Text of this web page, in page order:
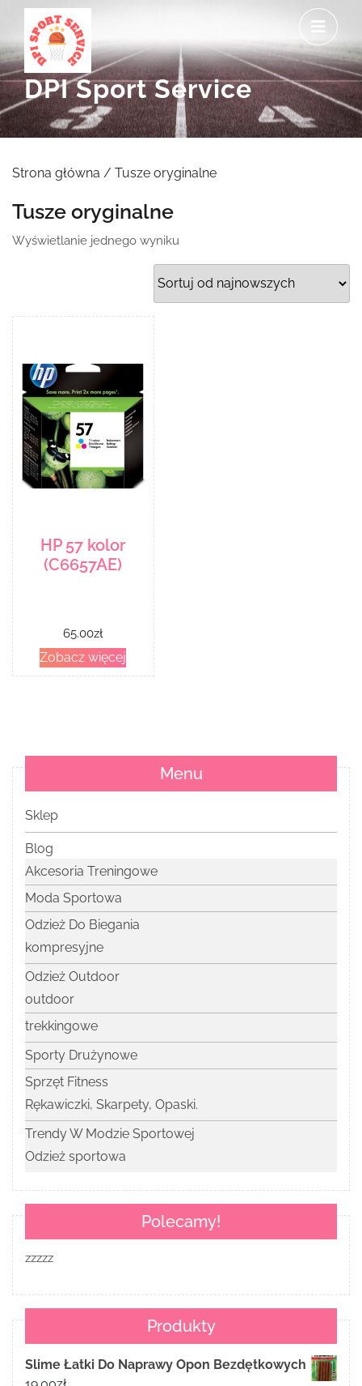
content
DPI Sport Service
Strona główna / Tusze oryginalne
Tusze oryginalne
Wyświetlanie jednego wyniku
HP 57 kolor
(C6657AE)
65.00zł
Zobacz więcej
Menu
Sklep
Blog
Akcesoria Treningowe
Moda Sportowa
Odzież Do Biegania
kompresyjne
Odzież Outdoor
outdoor
trekkingowe
Sporty Drużynowe
Sprzęt Fitness
Rękawiczki, Skarpety, Opaski.
Trendy W Modzie Sportowej
Odzież sportowa
Polecamy!
zzzzz
Produkty
Slime Łatki Do Naprawy Opon Bezdętkowych